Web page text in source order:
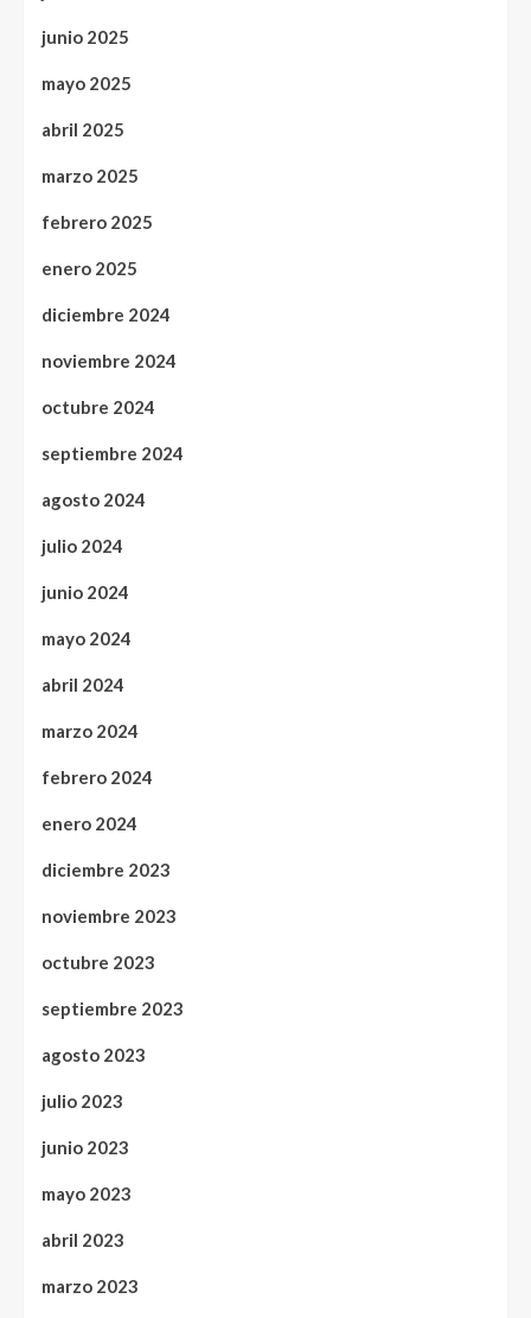
junio 2025
mayo 2025
abril 2025
marzo 2025
febrero 2025
enero 2025
diciembre 2024
noviembre 2024
octubre 2024
septiembre 2024
agosto 2024
julio 2024
junio 2024
mayo 2024
abril 2024
marzo 2024
febrero 2024
enero 2024
diciembre 2023
noviembre 2023
octubre 2023
septiembre 2023
agosto 2023
julio 2023
junio 2023
mayo 2023
abril 2023
marzo 2023